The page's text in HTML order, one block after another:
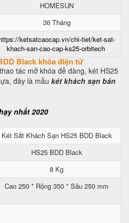
HOMESUN
36 Tháng
ketsatcaocap.vn/chi-tiet/ket-sat-
khach-san-cao-cap-ks25-orbitech
Black khóa điện tử
tác mở khóa đễ dàng, két HS25
đây là mẫu két khách sạn bán
Két Sắt Khách Sạn HS25 BDD Black
HS25 BDD Black
8 Kg
Cao 250 * Rộng 350 * Sâu 250 mm